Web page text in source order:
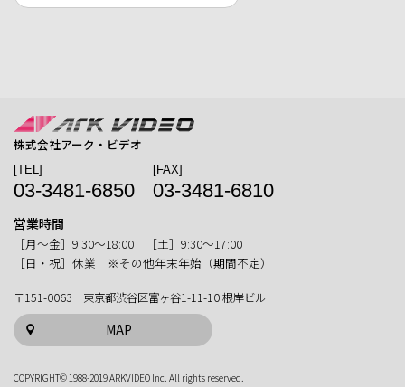
株式会社アーク・ビデオ
[TEL]
03-3481-6850
[FAX]
03-3481-6810
営業時間
［月〜金］9:30〜18:00 ［土］9:30〜17:00
［日・祝］休業 ※その他年末年始（期間不定）
〒151-0063 東京都渋谷区富ヶ谷1-11-10 根岸ビル
MAP
COPYRIGHT© 1988-2019 ARKVIDEO Inc. All rights reserved.